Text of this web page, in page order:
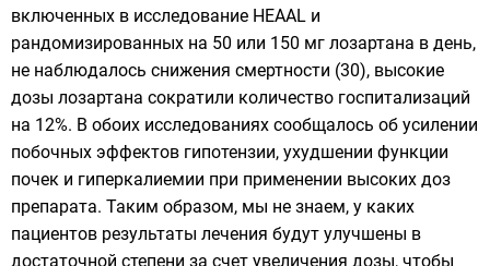
включенных в исследование HEAAL и
рандомизированных на 50 или 150 мг лозартана в день,
не наблюдалось снижения смертности (30), высокие
дозы лозартана сократили количество госпитализаций
на 12%. В обоих исследованиях сообщалось об усилении
побочных эффектов гипотензии, ухудшении функции
почек и гиперкалиемии при применении высоких доз
препарата. Таким образом, мы не знаем, у каких
пациентов результаты лечения будут улучшены в
достаточной степени за счет увеличения дозы, чтобы